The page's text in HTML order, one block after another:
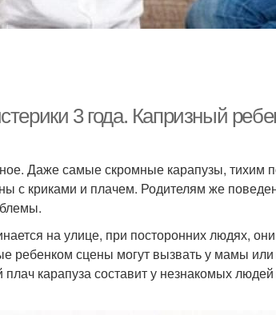
3 года. Капризный
Даже самые скромные карапузы, тихим
с криками и плачем. Родителям же
на улице, при посторонних людях,
ребенком сцены могут вызвать у мамы
карапуза составит у незнакомых